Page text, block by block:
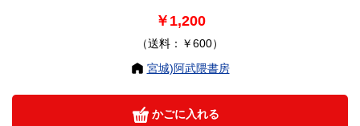
￥1,200
（送料：￥600）
宮城)阿武隈書房
かごに入れる